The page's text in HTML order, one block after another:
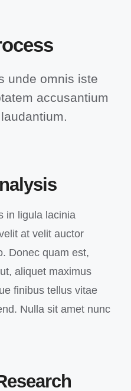
unde omnis iste
accusantium
in ligula lacinia
at velit auctor
Donec quam est,
aliquet maximus
finibus tellus vitae
Nulla sit amet nunc